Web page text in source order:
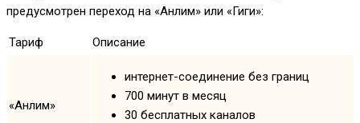
предусмотрен переход на «Анлим» или «Гиги»:
Тариф Описание
«Анлим»
интернет-соединение без границ
700 минут в месяц
30 бесплатных каналов